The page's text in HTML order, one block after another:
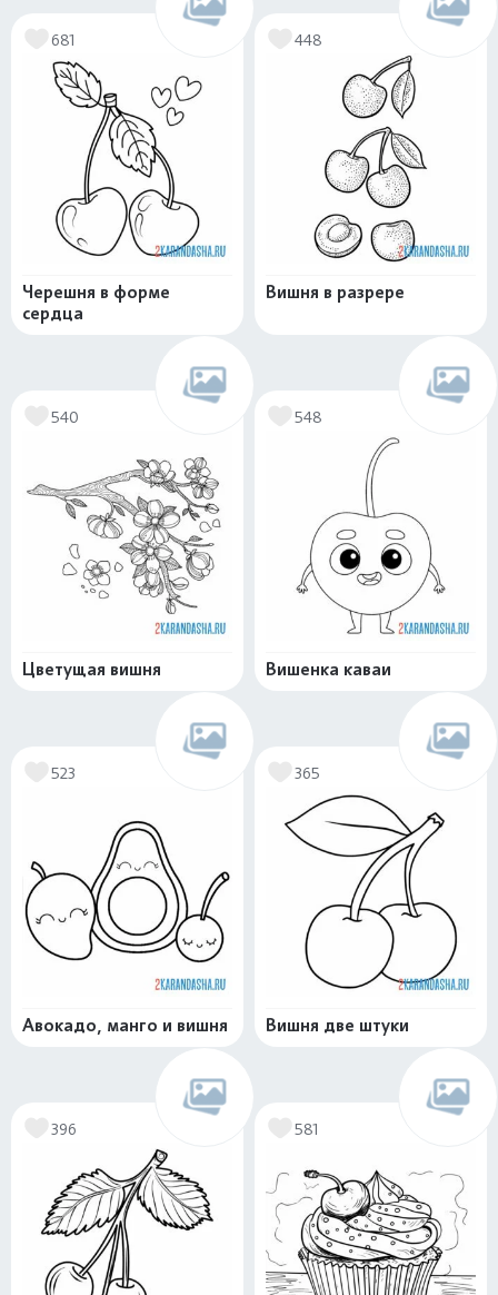
681
Черешня в форме
сердца
448
Вишня в разрере
540
Цветущая вишня
548
Вишенка каваи
523
Авокадо, манго и вишня
365
Вишня две штуки
396 581